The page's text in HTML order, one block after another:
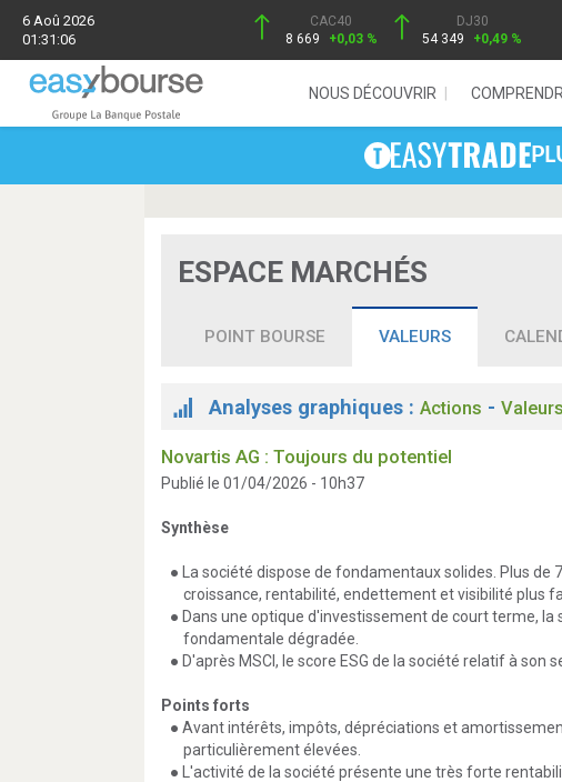
6 Aoû 2026
01:31:06
CAC40
8 669
+0,03 %
DJ30
54 349
+0,49 %
NOUS DÉCOUVRIR
ESPACE MARCHÉS
POINT BOURSE VALEURS
Analyses graphiques : Actions - Valeurs
Novartis AG : Toujours du potentiel
Publié le 01/04/2026 - 10h37
Synthèse
● La société dispose de fondamentaux solides. Plus de
croissance, rentabilité, endettement et visibilité plus
● Dans une optique d'investissement de court terme,
fondamentale dégradée.
● D'après MSCI, le score ESG de la société relatif à son
Points forts
● Avant intérêts, impôts, dépréciations et
particulièrement élevées.
● L'activité de la société présente une très forte